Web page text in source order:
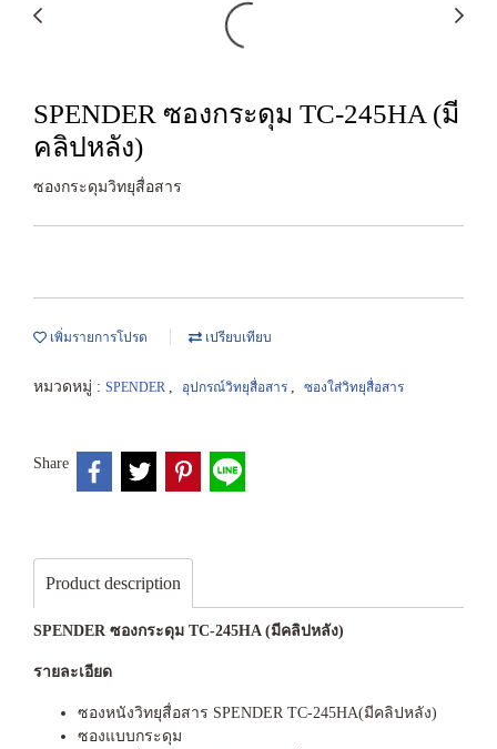
SPENDER ซองกระดุม TC-245HA (มี
คลิปหลัง)
ซองกระดุมวิทยุสื่อสาร
เพิ่มรายการโปรด เปรียบเทียบ
หมวดหมู่ : SPENDER , อุปกรณ์วิทยุสื่อสาร , ซองใส่วิทยุสื่อสาร
Share
Product description
SPENDER ซองกระดุม TC-245HA (มีคลิปหลัง)
รายละเอียด
ซองหนังวิทยุสื่อสาร SPENDER TC-245HA(มีคลิปหลัง)
ซองแบบกระดุม